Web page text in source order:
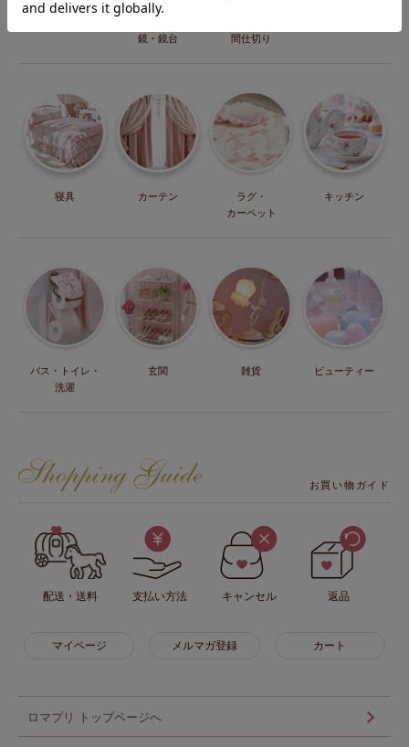
鏡・鏡台
間仕切り
寝具 カーテン
ラグ・
カーペット
キッチン
バス・トイレ・
洗濯
玄関 雑貨 ビューティー
お買い物ガイド
配送・送料 支払い方法 キャンセル 返品
マイページ メルマガ登録 カート
ロマプリ トップページへ